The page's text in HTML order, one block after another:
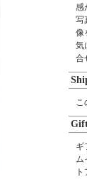
感
写
像
気
合
こ
ギ
ム